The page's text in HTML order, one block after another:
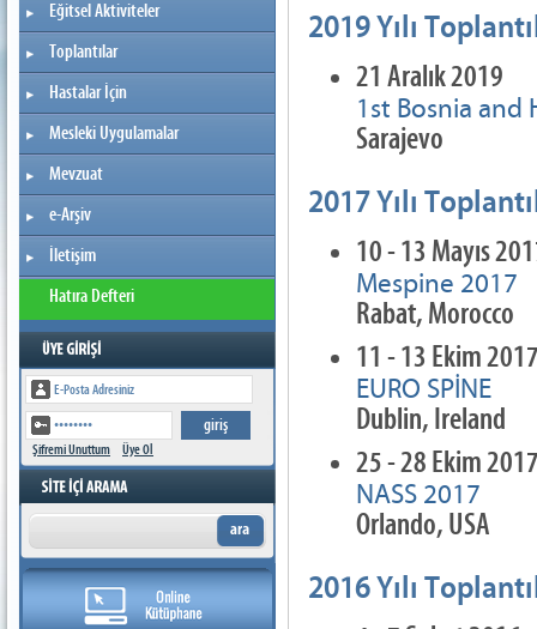
Eğitsel Aktiviteler
Toplantılar
Hastalar İçin
Mesleki Uygulamalar
Mevzuat
e-Arşiv
İletişim
Hatıra Defteri
Şifremi Unuttum Üye Ol
2019 Yılı
21 Aralık 2019
1st Bosnia and
Sarajevo
2017 Yılı
10 - 13 Mayıs
Mespine 2017
Rabat, Morocco
11 - 13 Ekim
EURO SPİNE
Dublin, Ireland
25 - 28 Ekim
NASS 2017
Orlando, USA
2016 Yılı